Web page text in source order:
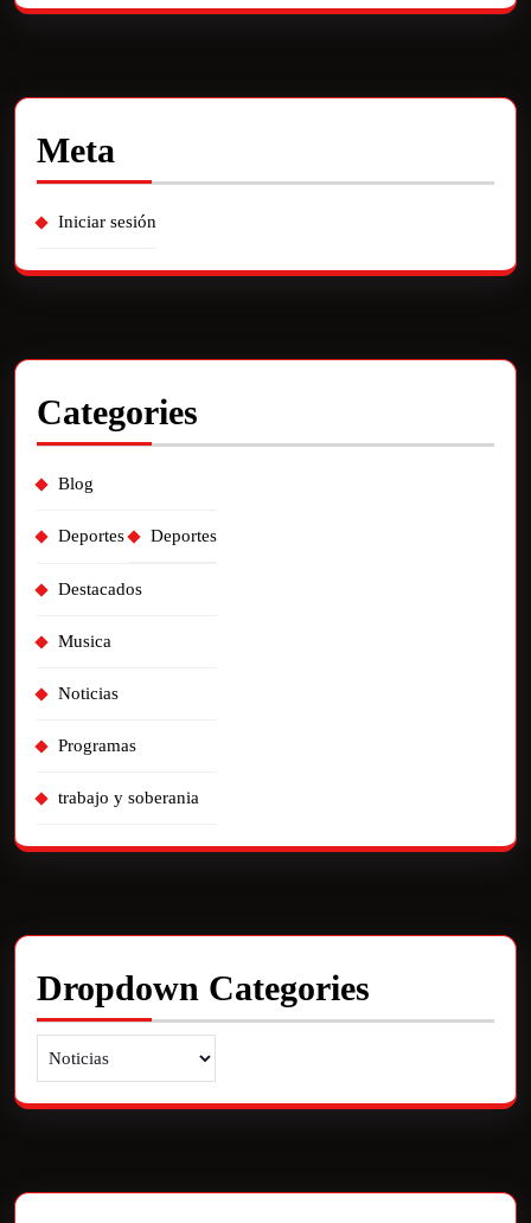
Meta
Iniciar sesión
Categories
Blog
Deportes Deportes
Destacados
Musica
Noticias
Programas
trabajo y soberania
Dropdown Categories